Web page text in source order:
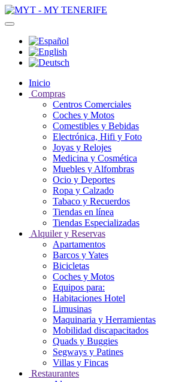
Inicio
Compras
Centros Comerciales
Coches y Motos
Comestibles y Bebidas
Electrónica, Hifi y Foto
Joyas y Relojes
Medicina y Cosmética
Muebles y Alfombras
Ocio y Deportes
Ropa y Calzado
Tabaco y Recuerdos
Tiendas en línea
Tiendas Especializadas
Alquiler y Reservas
Apartamentos
Barcos y Yates
Bicicletas
Coches y Motos
Equipos para:
Habitaciones Hotel
Limusinas
Maquinaria y Herramientas
Mobilidad discapacitados
Quads y Buggies
Segways y Patines
Villas y Fincas
Restaurantes